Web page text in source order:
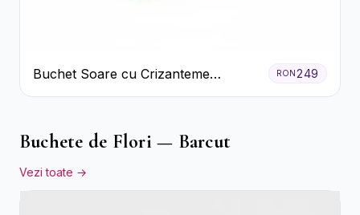
Buchet Soare cu Crizanteme
Galbene și Trandafiri Albi
RON249
Buchete de Flori — Barcut
Vezi toate →